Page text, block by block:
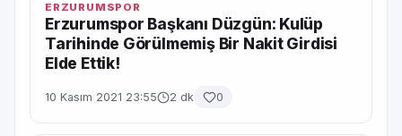
ERZURUMSPOR
Erzurumspor Başkanı Düzgün: Kulüp
Tarihinde Görülmemiş Bir Nakit Girdisi
Elde Ettik!
10 Kasım 2021 23:55 2 dk 0